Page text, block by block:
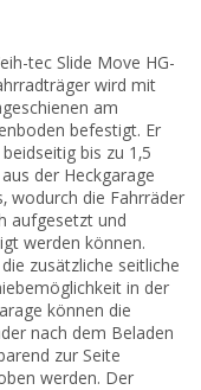
tec Slide Move HG-
wird mit
am
befestigt. Er
bis zu 1,5
der Heckgarage
wodurch die Fahrräder
aufgesetzt und
werden können.
zusätzliche seitliche
in der
können die
nach dem Beladen
zur Seite
werden. Der